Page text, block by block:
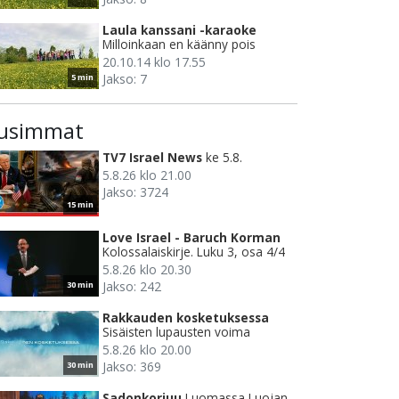
5 min
Laula kanssani -karaoke
Milloinkaan en käänny pois
20.10.14 klo 17.55
Jakso: 7
15 min
TV7 Israel News ke 5.8.
5.8.26 klo 21.00
Jakso: 3724
30 min
Love Israel - Baruch Korman
Kolossalaiskirje. Luku 3, osa 4/4
5.8.26 klo 20.30
Jakso: 242
30 min
Rakkauden kosketuksessa
Sisäisten lupausten voima
5.8.26 klo 20.00
Jakso: 369